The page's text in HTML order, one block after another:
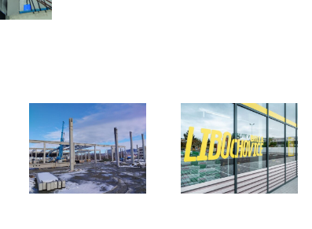
Billa Libochovice
2024
Horácká
multifunkční aréna
Jihlava
2024-2025